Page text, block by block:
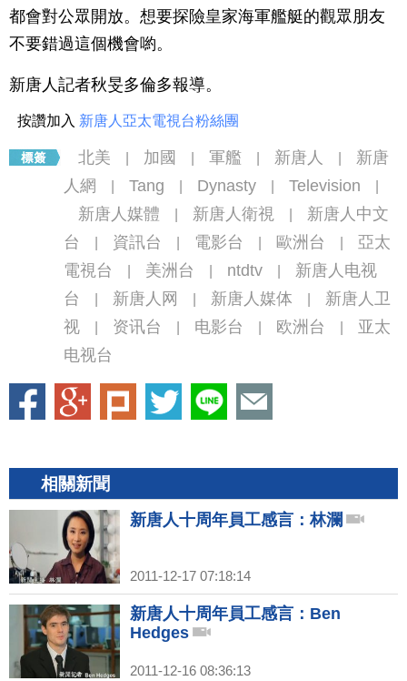
都會對公眾開放。想要探險皇家海軍艦艇的觀眾朋友
不要錯過這個機會喲。
新唐人記者秋旻多倫多報導。
按讚加入 新唐人亞太電視台粉絲團
北美 加國 軍艦 新唐人
新唐
人網
Tang Dynasty Television
新唐人媒體 新唐人衛視
新唐人中文
台
資訊台 電影台 歐洲台
亞太
電視台
美洲台 ntdtv
新唐人电视
台
新唐人网 新唐人媒体
新唐人卫
视
资讯台 电影台 欧洲台
亚太
电视台
相關新聞
新唐人十周年員工感言：林瀾
2011-12-17 07:18:14
新唐人十周年員工感言：Ben
Hedges
2011-12-16 08:36:13